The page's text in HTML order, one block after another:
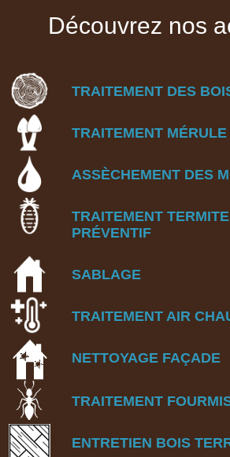
Découvrez nos
TRAITEMENT DES
TRAITEMENT
ASSÈCHEMENT DES
TRAITEMENT
PRÉVENTIF
SABLAGE
TRAITEMENT AIR
NETTOYAGE FAÇADE
TRAITEMENT
ENTRETIEN BOIS